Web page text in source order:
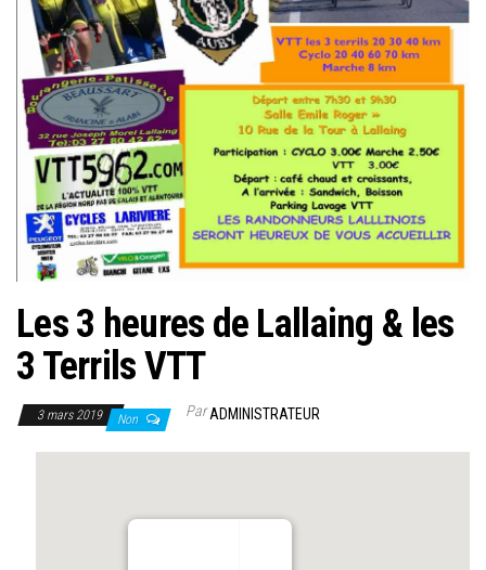
Les 3 heures de Lallaing & les
3 Terrils VTT
3 mars 2019 Non ParADMINISTRATEUR